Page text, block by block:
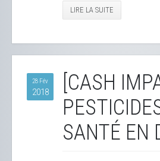
LIRE LA SUITE
28 Fév
2018
[CASH
SANTÉ EN